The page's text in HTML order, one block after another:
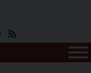
YouTube